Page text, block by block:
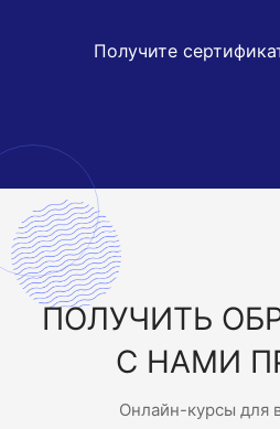
Получите
ПОЛУЧИТЬ
С НАМИ
Онлайн-курсы для